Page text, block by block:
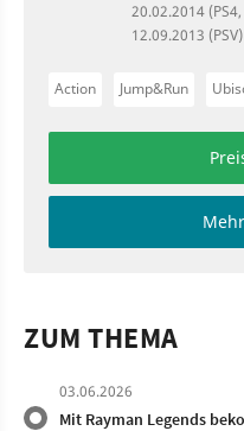
20.02.2014
12.09.2013 (PSV)
Action Jump&Run
ZUM THEMA
03.06.2026
Mit Rayman Legends